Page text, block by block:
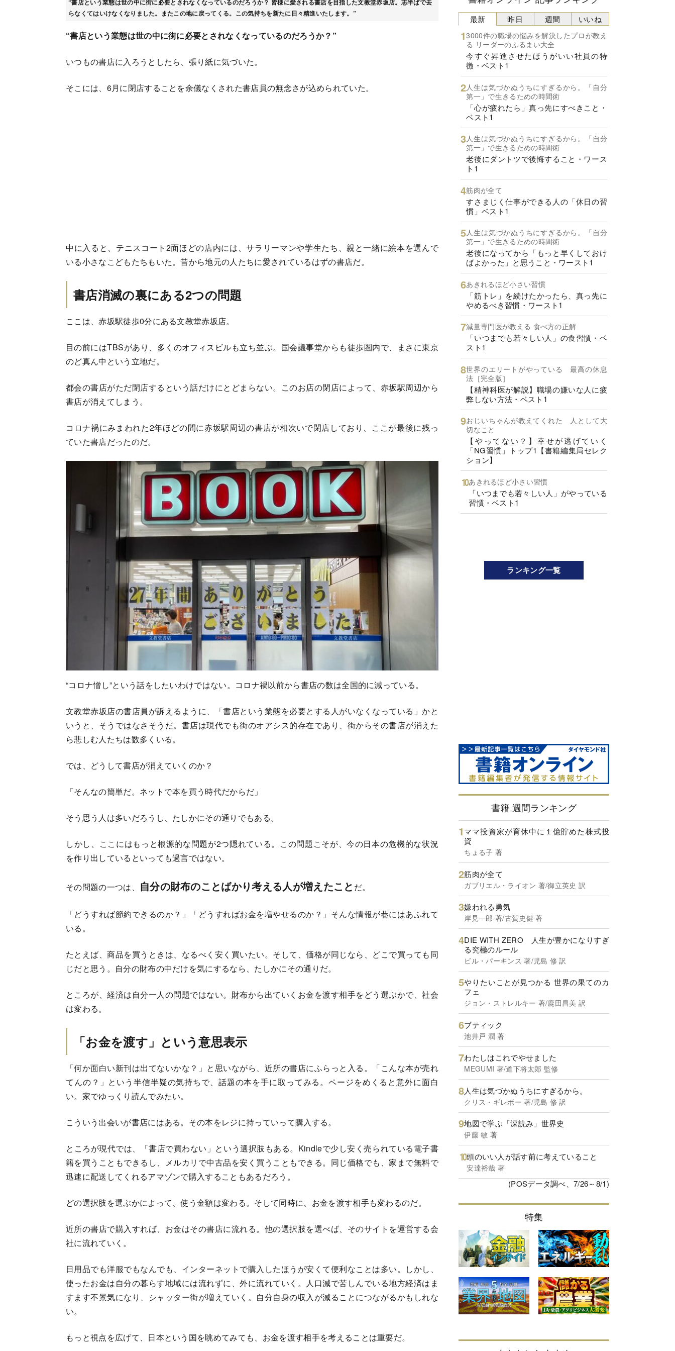
“書店という業態は世の中に街に必要とされなくなっているのだろうか？ 皆様に愛される書店を目指した文教堂赤坂店。志半ばで去
らなくてはいけなくなりました。またこの地に戻ってくる。この気持ちを新たに日々精進いたします。”
“書店という業態は世の中に街に必要とされなくなっているのだろうか？”
いつもの書店に入ろうとしたら、張り紙に気づいた。
そこには、6月に閉店することを余儀なくされた書店員の無念さが込められていた。
中に入ると、テニスコート2面ほどの店内には、サラリーマンや学生たち、親と一緒に絵本を選んで
いる小さなこどもたちもいた。昔から地元の人たちに愛されているはずの書店だ。
書店消滅の裏にある2つの問題
ここは、赤坂駅徒歩0分にある文教堂赤坂店。
目の前にはTBSがあり、多くのオフィスビルも立ち並ぶ。国会議事堂からも徒歩圏内で、まさに東京
のど真ん中という立地だ。
都会の書店がただ閉店するという話だけにとどまらない。このお店の閉店によって、赤坂駅周辺から
書店が消えてしまう。
コロナ禍にみまわれた2年ほどの間に赤坂駅周辺の書店が相次いで閉店しており、ここが最後に残っ
ていた書店だったのだ。
“コロナ憎し”という話をしたいわけではない。コロナ禍以前から書店の数は全国的に減っている。
文教堂赤坂店の書店員が訴えるように、「書店という業態を必要とする人がいなくなっている」かと
いうと、そうではなさそうだ。書店は現代でも街のオアシス的存在であり、街からその書店が消えた
ら悲しむ人たちは数多くいる。
では、どうして書店が消えていくのか？
「そんなの簡単だ。ネットで本を買う時代だからだ」
そう思う人は多いだろうし、たしかにその通りでもある。
しかし、ここにはもっと根源的な問題が2つ隠れている。この問題こそが、今の日本の危機的な状況
を作り出しているといっても過言ではない。
その問題の一つは、 自分の財布のことばかり考える人が増えたこと だ。
「どうすれば節約できるのか？」「どうすればお金を増やせるのか？」そんな情報が巷にはあふれて
いる。
たとえば、商品を買うときは、なるべく安く買いたい。そして、価格が同じなら、どこで買っても同
じだと思う。自分の財布の中だけを気にするなら、たしかにその通りだ。
ところが、経済は自分一人の問題ではない。財布から出ていくお金を渡す相手をどう選ぶかで、社会
は変わる。
「お金を渡す」という意思表示
「何か面白い新刊は出てないかな？」と思いながら、近所の書店にふらっと入る。「こんな本が売れ
てんの？」という半信半疑の気持ちで、話題の本を手に取ってみる。ページをめくると意外に面白
い。家でゆっくり読んでみたい。
こういう出会いが書店にはある。その本をレジに持っていって購入する。
ところが現代では、「書店で買わない」という選択肢もある。Kindleで少し安く売られている電子書
籍を買うこともできるし、メルカリで中古品を安く買うこともできる。同じ価格でも、家まで無料で
迅速に配送してくれるアマゾンで購入することもあるだろう。
どの選択肢を選ぶかによって、使う金額は変わる。そして同時に、お金を渡す相手も変わるのだ。
近所の書店で購入すれば、お金はその書店に流れる。他の選択肢を選べば、そのサイトを運営する会
社に流れていく。
日用品でも洋服でもなんでも、インターネットで購入したほうが安くて便利なことは多い。しかし、
使ったお金は自分の暮らす地域には流れずに、外に流れていく。人口減で苦しんでいる地方経済はま
すます不景気になり、シャッター街が増えていく。自分自身の収入が減ることにつながるかもしれな
い。
もっと視点を広げて、日本という国を眺めてみても、お金を渡す相手を考えることは重要だ。
最新
3000件の職場の悩みを解決したプロが教え
る リーダーのふるまい大全
今すぐ昇進させたほうがいい社員の特
徴・ベスト1
人生は気づかぬうちにすぎるから。「自分
第一」で生きるための時間術
「心が疲れたら」真っ先にすべきこと・
ベスト1
人生は気づかぬうちにすぎるから。「自分
第一」で生きるための時間術
老後にダントツで後悔すること・ワース
ト1
筋肉が全て
すさまじく仕事ができる人の「休日の習
慣」ベスト1
人生は気づかぬうちにすぎるから。「自分
第一」で生きるための時間術
老後になってから「もっと早くしておけ
ばよかった」と思うこと・ワースト1
あきれるほど小さい習慣
「筋トレ」を続けたかったら、真っ先に
やめるべき習慣・ワースト1
減量専門医が教える 食べ方の正解
「いつまでも若々しい人」の食習慣・ベ
スト1
世界のエリートがやっている 最高の休息
法［完全版］
【精神科医が解説】職場の嫌いな人に疲
弊しない方法・ベスト1
おじいちゃんが教えてくれた 人として大
切なこと
【やってない？】幸せが逃げていく
「NG習慣」トップ1【書籍編集局セレク
ション】
あきれるほど小さい習慣
「いつまでも若々しい人」がやっている
習慣・ベスト1
昨日 週間 いいね
ランキング一覧
書籍 週間ランキング
ママ投資家が育休中に１億貯めた株式投
資
ちょる子 著
筋肉が全て
ガブリエル・ライオン 著/御立英史 訳
嫌われる勇気
岸見一郎 著/古賀史健 著
DIE WITH ZERO 人生が豊かになりすぎ
る究極のルール
ビル・パーキンス 著/児島 修 訳
やりたいことが見つかる 世界の果てのカ
フェ
ジョン・ストレルキー 著/鹿田昌美 訳
ブティック
池井戸 潤 著
わたしはこれでやせました
MEGUMI 著/道下将太郎 監修
人生は気づかぬうちにすぎるから。
クリス・ギレボー 著/児島 修 訳
地図で学ぶ「深読み」世界史
伊藤 敏 著
頭のいい人が話す前に考えていること
安達裕哉 著
(POSデータ調べ、7/26～8/1)
特集